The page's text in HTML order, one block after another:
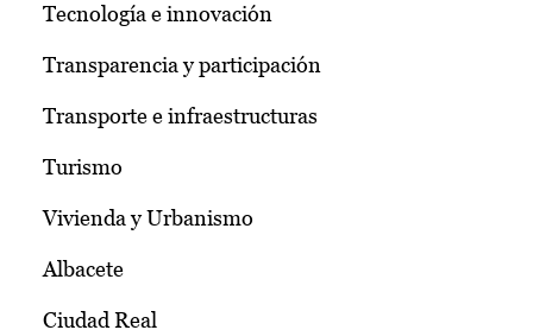
Tecnología e innovación
Transparencia y participación
Transporte e infraestructuras
Turismo
Vivienda y Urbanismo
Albacete
Ciudad Real